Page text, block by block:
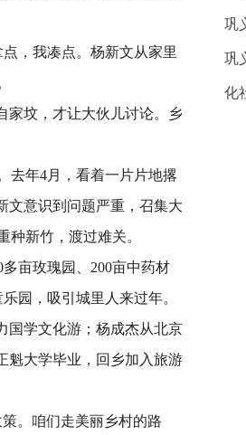
，我凑点。杨新文从家里
坟，才让大伙儿讨论。乡
年4月，看着一片片地撂
文意识到问题严重，召集大
新竹，渡过难关。
亩玫瑰园、200亩中药材
园，吸引城里人来过年。
国学文化游；杨成杰从北京
魁大学毕业，回乡加入旅游
。咱们走美丽乡村的路
巩
巩
化